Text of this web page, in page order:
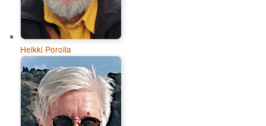
Heikki Poroila